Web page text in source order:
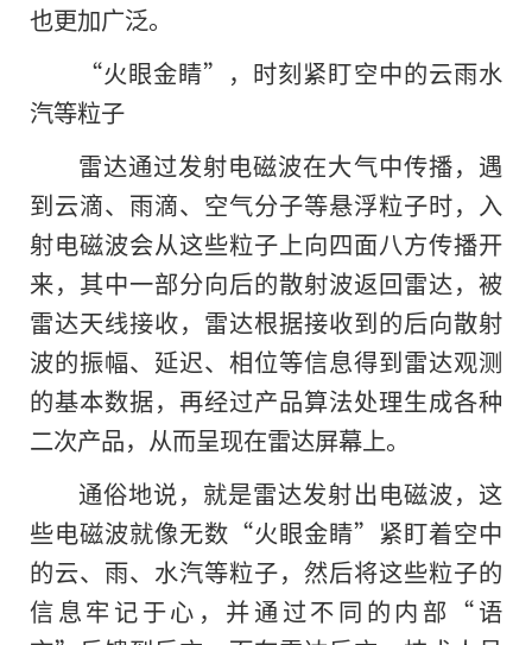
也更加广泛。
“火眼金睛”，时刻紧盯空中的云雨水
汽等粒子
雷达通过发射电磁波在大气中传播，遇
到云滴、雨滴、空气分子等悬浮粒子时，入
射电磁波会从这些粒子上向四面八方传播开
来，其中一部分向后的散射波返回雷达，被
雷达天线接收，雷达根据接收到的后向散射
波的振幅、延迟、相位等信息得到雷达观测
的基本数据，再经过产品算法处理生成各种
二次产品，从而呈现在雷达屏幕上。
通俗地说，就是雷达发射出电磁波，这
些电磁波就像无数“火眼金睛”紧盯着空中
的云、雨、水汽等粒子，然后将这些粒子的
信息牢记于心，并通过不同的内部“语